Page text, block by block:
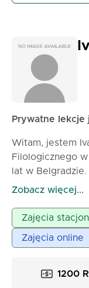
Prywatne lekcje
Witam, jestem
Filologicznego
lat w
lekcje mogą
uczniów szkół
wykorzystuję
Jestem bardzo
Zobacz więcej...
Zajęcia
Zajęcia online
1200